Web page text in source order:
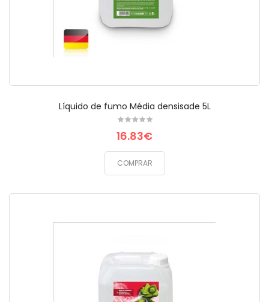
Líquido de fumo Média densisade 5L
16.83€
COMPRAR